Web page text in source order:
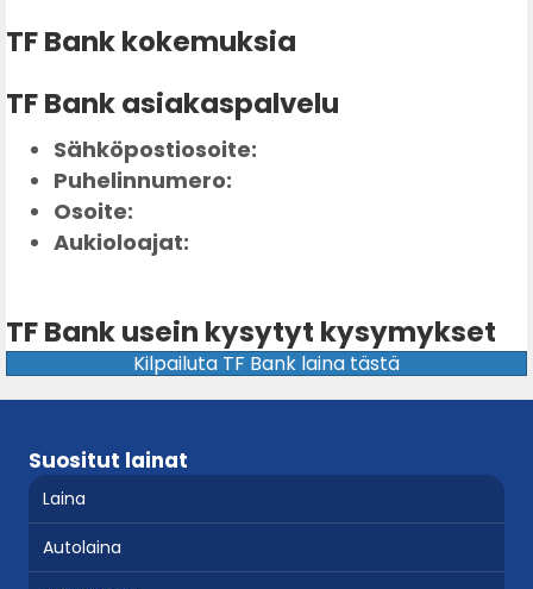
TF Bank kokemuksia
TF Bank asiakaspalvelu
Sähköpostiosoite:
Puhelinnumero:
Osoite:
Aukioloajat:
TF Bank usein kysytyt kysymykset
Kilpailuta TF Bank laina tästä
Suositut lainat
Laina
Autolaina